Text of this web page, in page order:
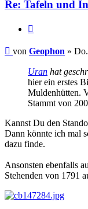
Re: Tafeln und
Beitrag
von Geophon »
Uran hat
hier ein erstes
Muldenhütten.
Stammt von
Kannst Du den
Dann könnte ich mal
dazu finde.
Ansonsten ebenfalls
Stehenden von 1791